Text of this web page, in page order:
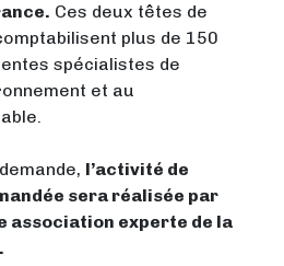
Ces deux têtes de
plus de 150
spécialistes de
et au
l’activité de
sera réalisée par
association experte de la